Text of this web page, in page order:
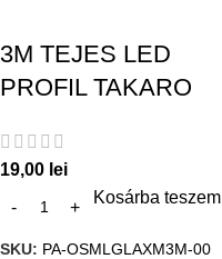
3M TEJES LED
PROFIL TAKARO
19,00 lei
Kosárba teszem
SKU: PA-OSMLGLAXM3M-00